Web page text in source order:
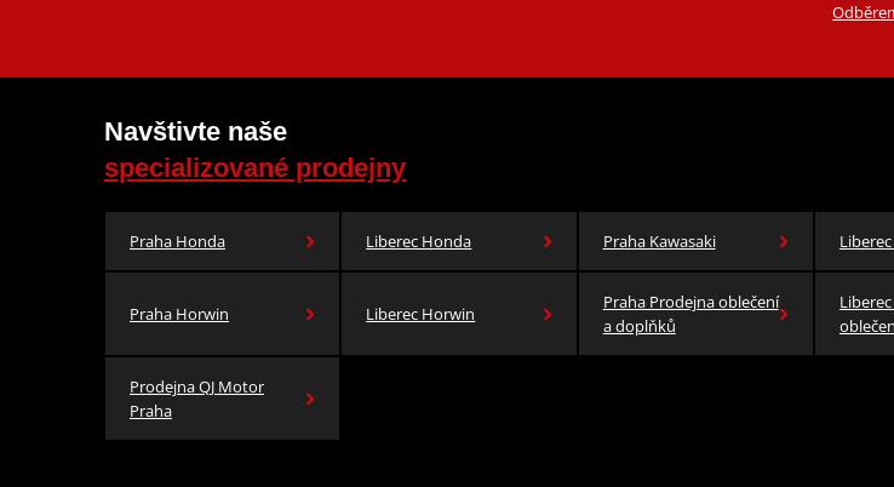
Navštivte naše
specializované prodejny
Praha Honda Liberec Honda Praha Kawasaki
Praha Horwin Liberec Horwin
Praha Prodejna oblečení
a doplňků
Prodejna QJ Motor
Praha